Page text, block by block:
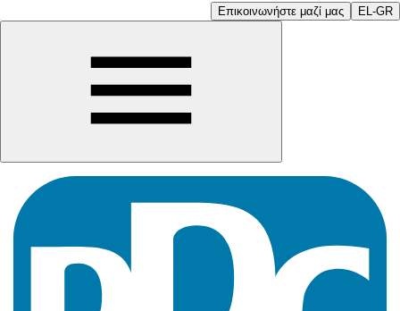
Επικοινωνήστε μαζί μας EL-GR